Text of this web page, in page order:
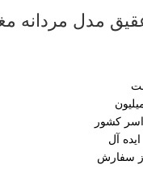
مدل مردانه
کشور
آل
سفارش